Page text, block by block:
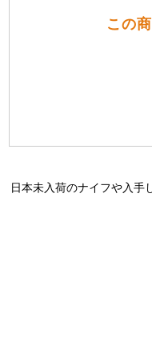
この
日本未入荷のナイフや入手